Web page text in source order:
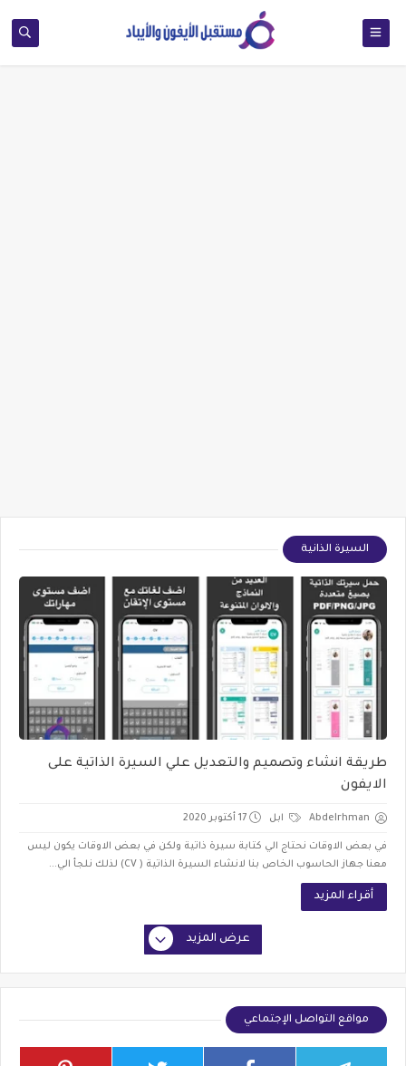
السيرة الذانية
طريقة انشاء وتصميم والتعديل علي السيرة الذاتية على
الايفون
Abdelrhman ابل 17 أكتوبر 2020
في بعض الاوقات نحتاج الي كتابة سيرة ذاتية ولكن في بعض الاوقات يكون ليس
معنا جهاز الحاسوب الخاص بنا لانشاء السيرة الذاتية ( CV) لذلك نلجأ الي...
أقراء المزيد
عرض المزيد
مواقع التواصل الإجتماعي